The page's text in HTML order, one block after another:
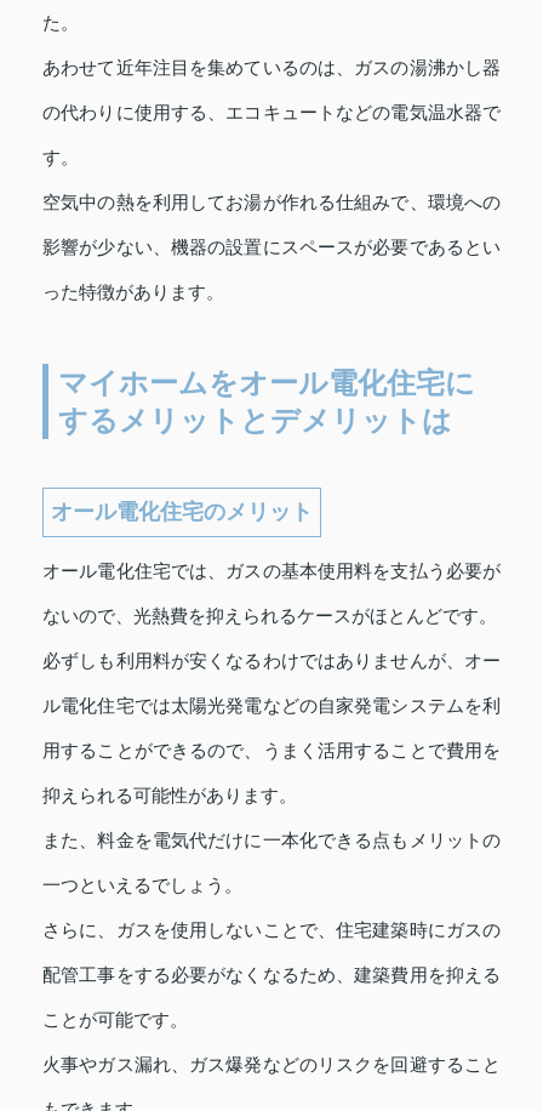
た。
あわせて近年注目を集めているのは、ガスの湯沸かし器
の代わりに使用する、エコキュートなどの電気温水器で
す。
空気中の熱を利用してお湯が作れる仕組みで、環境への
影響が少ない、機器の設置にスペースが必要であるとい
った特徴があります。
マイホームをオール電化住宅に
するメリットとデメリットは
オール電化住宅のメリット
オール電化住宅では、ガスの基本使用料を支払う必要が
ないので、光熱費を抑えられるケースがほとんどです。
必ずしも利用料が安くなるわけではありませんが、オー
ル電化住宅では太陽光発電などの自家発電システムを利
用することができるので、うまく活用することで費用を
抑えられる可能性があります。
また、料金を電気代だけに一本化できる点もメリットの
一つといえるでしょう。
さらに、ガスを使用しないことで、住宅建築時にガスの
配管工事をする必要がなくなるため、建築費用を抑える
ことが可能です。
火事やガス漏れ、ガス爆発などのリスクを回避すること